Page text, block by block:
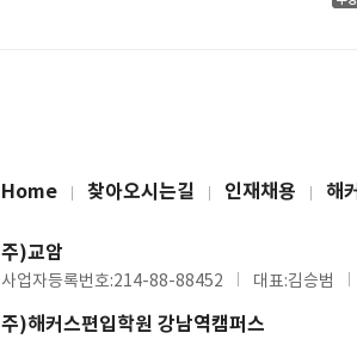
Home 찾아오시는길 인재채용 해
주)교암
사업자등록번호:214-88-88452 대표:김승범
주)해커스편입학원 강남역캠퍼스